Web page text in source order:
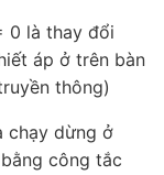
0 là thay đổi
áp ở trên bàn
thông)
chạy dừng ở
công tắc